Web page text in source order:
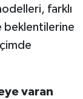
farklı
beklentilerine
varan